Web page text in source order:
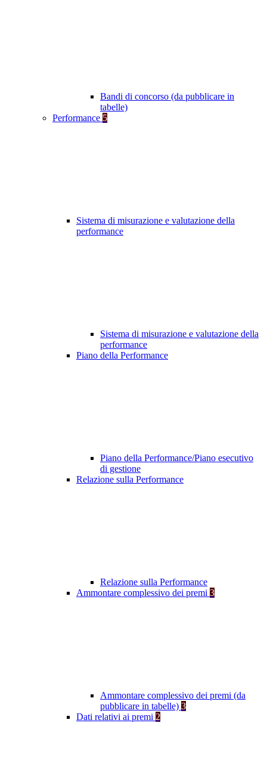
Bandi di concorso (da pubblicare in
tabelle)
Performance 5
Sistema di misurazione e valutazione della
performance
Sistema di misurazione e valutazione della
performance
Piano della Performance
Piano della Performance/Piano esecutivo
di gestione
Relazione sulla Performance
Relazione sulla Performance
Ammontare complessivo dei premi 3
Ammontare complessivo dei premi (da
pubblicare in tabelle) 3
Dati relativi ai premi 2